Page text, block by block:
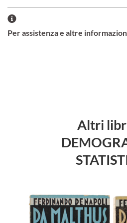
Per assistenza e altre
Altri